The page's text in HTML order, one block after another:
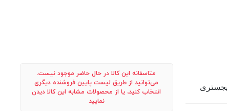
متاسفانه این کالا در حال حاضر موجود نیست.
می‌توانید از طریق لیست پایین فروشنده دیگری
انتخاب کنید، یا از محصولات مشابه این کالا دیدن
نمایید